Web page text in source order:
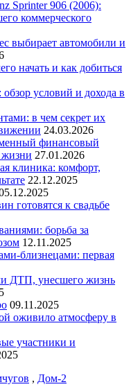
Sprinter 906 (2006):
коммерческого
выбирает автомобили и
начать и как добиться
условий и дохода в
в чем секрет их
24.03.2026
финансовый
жизни 27.01.2026
клиника: комфорт,
22.12.2025
готовятся к свадьбе
борьба за
12.11.2025
близнецами: первая
ДТП, унесшего жизнь
09.11.2025
оживило атмосферу в
участники и
, Дом-2